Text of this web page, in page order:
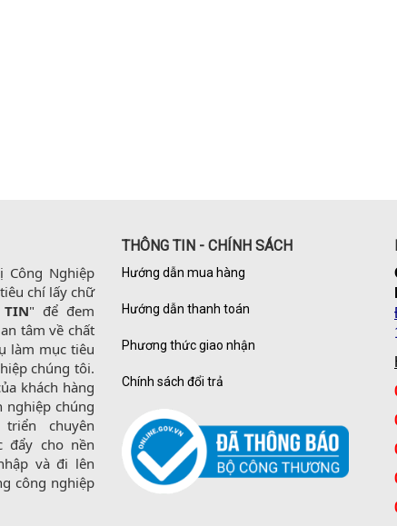
chí lấy chữ
TIN" để đem
tâm về chất
làm mục tiêu
chúng tôi.
khách hàng
nghiệp chúng
chuyên
đẩy cho nền
và đi lên
công nghiệp
THÔNG TIN - CHÍNH SÁCH
Hướng dẫn mua hàng
Hướng dẫn thanh toán
Phương thức giao nhận
Chính sách đổi trả